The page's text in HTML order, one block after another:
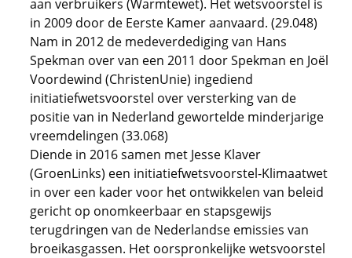
aan verbruikers (Warmtewet). Het wetsvoorstel is
in 2009 door de Eerste Kamer aanvaard. (29.048)
Nam in 2012 de medeverdediging van Hans
Spekman over van een 2011 door Spekman en Joël
Voordewind (ChristenUnie) ingediend
initiatiefwetsvoorstel over versterking van de
positie van in Nederland gewortelde minderjarige
vreemdelingen (33.068)
Diende in 2016 samen met Jesse Klaver
(GroenLinks) een initiatiefwetsvoorstel-Klimaatwet
in over een kader voor het ontwikkelen van beleid
gericht op onomkeerbaar en stapsgewijs
terugdringen van de Nederlandse emissies van
broeikasgassen. Het oorspronkelijke wetsvoorstel